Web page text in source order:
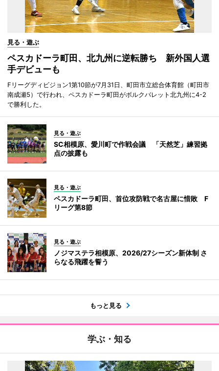
見る・遊ぶ
ペスカドーラ町田、北九州に逆転勝ち 新外国人選
手デビューも
Fリーグディビジョン1第10節が7月31日、町田市立総合体育館（町田市
南成瀬5）で行われ、ペスカドーラ町田がボルクバレット北九州に4-2
で勝利した。
見る・遊ぶ
SC相模原、愛川町で作戦会議 「天然芝」練習拠
点の披露も
見る・遊ぶ
ペスカドーラ町田、首位攻防戦で名古屋に惜敗 F
リーグ第8節
見る・遊ぶ
ノジマステラ相模原、2026/27シーズン新体制 さ
らなる飛躍を誓う
もっと見る
学ぶ・知る